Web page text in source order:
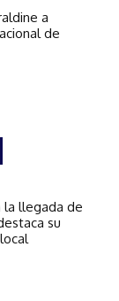
a
de
la llegada de
su